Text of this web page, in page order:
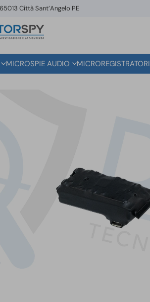
Città Sant’Angelo PE
MICROSPIE AUDIO MICROREGISTRATORI